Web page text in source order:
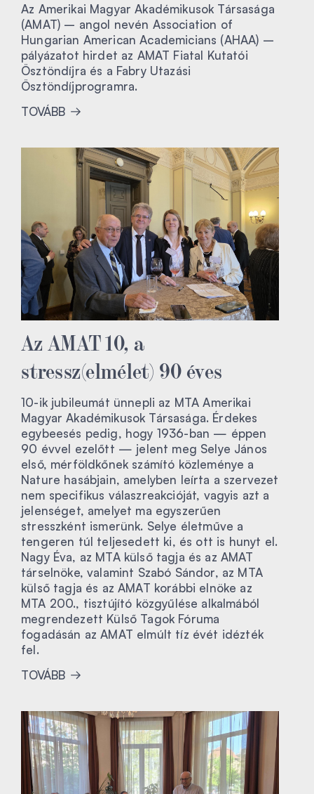
Az Amerikai Magyar Akadémikusok Társasága
(AMAT) – angol nevén Association of
Hungarian American Academicians (AHAA) –
pályázatot hirdet az AMAT Fiatal Kutatói
Ösztöndíjra és a Fabry Utazási
Ösztöndíjprogramra.
TOVÁBB
Az AMAT 10, a
stressz(elmélet) 90 éves
10-ik jubileumát ünnepli az MTA Amerikai
Magyar Akadémikusok Társasága. Érdekes
egybeesés pedig, hogy 1936-ban — éppen
90 évvel ezelőtt — jelent meg Selye János
első, mérföldkőnek számító közleménye a
Nature hasábjain, amelyben leírta a szervezet
nem specifikus válaszreakcióját, vagyis azt a
jelenséget, amelyet ma egyszerűen
stresszként ismerünk. Selye életműve a
tengeren túl teljesedett ki, és ott is hunyt el.
Nagy Éva, az MTA külső tagja és az AMAT
társelnöke, valamint Szabó Sándor, az MTA
külső tagja és az AMAT korábbi elnöke az
MTA 200., tisztújító közgyűlése alkalmából
megrendezett Külső Tagok Fóruma
fogadásán az AMAT elmúlt tíz évét idézték
fel.
TOVÁBB